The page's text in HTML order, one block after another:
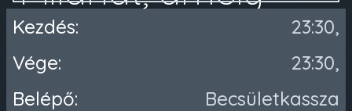
kilóg az időből
VASÁRNAP 18:00 !!
Kezdés:
23:30,
Vége:
23:30,
Belépő:
Becsületkassza